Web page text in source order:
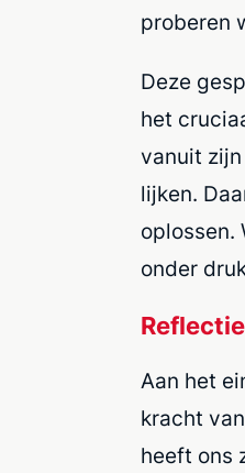
proberen
Deze
het
vanuit
lijken.
oplossen.
onder
Aan het
kracht
heeft ons